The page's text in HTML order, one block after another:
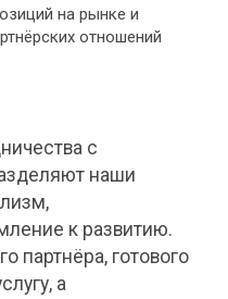
на рынке и
отношений
с
наши
к развитию.
партнёра, готового
а